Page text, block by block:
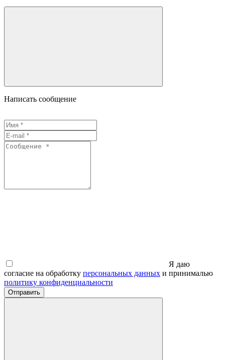
Написать сообщение
Я даю
согласие на обработку персональных данных и принималью
политику конфиденциальности
Отправить